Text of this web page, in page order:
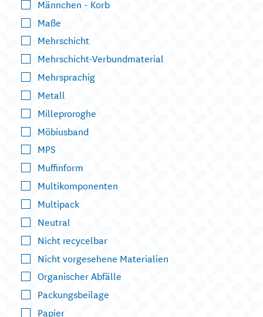
Männchen - Korb
Maße
Mehrschicht
Mehrschicht-Verbundmaterial
Mehrsprachig
Metall
Milleproroghe
Möbiusband
MPS
Muffinform
Multikomponenten
Multipack
Neutral
Nicht recycelbar
Nicht vorgesehene Materialien
Organischer Abfälle
Packungsbeilage
Papier